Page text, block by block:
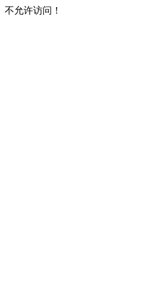
不允许访问！